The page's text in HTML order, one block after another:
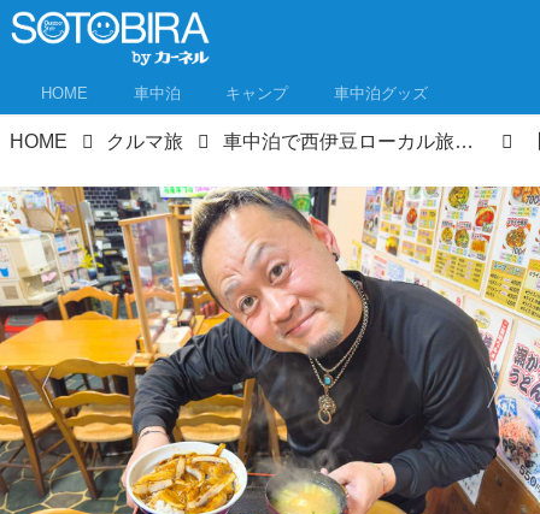
HOME 車中泊 キャンプ 車中泊グッズ
HOME クルマ旅 車中泊で西伊豆ローカル旅！風情ある温泉＆銭湯、絶品ご当地グルメの宝庫！ 車中泊で行く伊豆の絶景・秘湯湯めぐり旅⑤